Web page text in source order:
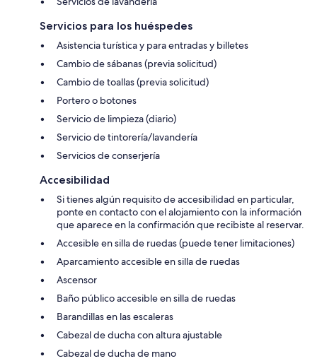
Servicios para los huéspedes
Asistencia turística y para entradas y billetes
Cambio de sábanas (previa solicitud)
Cambio de toallas (previa solicitud)
Portero o botones
Servicio de limpieza (diario)
Servicio de tintorería/lavandería
Servicios de conserjería
Accesibilidad
Si tienes algún requisito de accesibilidad en particular,
ponte en contacto con el alojamiento con la información
que aparece en la confirmación que recibiste al reservar.
Accesible en silla de ruedas (puede tener limitaciones)
Aparcamiento accesible en silla de ruedas
Ascensor
Baño público accesible en silla de ruedas
Barandillas en las escaleras
Cabezal de ducha con altura ajustable
Cabezal de ducha de mano